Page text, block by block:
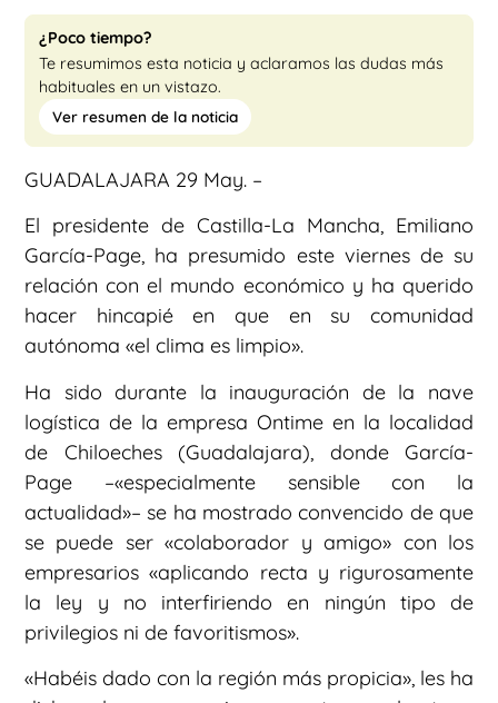
¿Poco tiempo?
Te resumimos esta noticia y aclaramos las dudas más
habituales en un vistazo.
Ver resumen de la noticia
GUADALAJARA 29 May. –
El presidente de Castilla-La Mancha, Emiliano
García-Page, ha presumido este viernes de su
relación con el mundo económico y ha querido
hacer hincapié en que en su comunidad
autónoma «el clima es limpio».
Ha sido durante la inauguración de la nave
logística de la empresa Ontime en la localidad
de Chiloeches (Guadalajara), donde García-
Page –«especialmente sensible con la
actualidad»– se ha mostrado convencido de que
se puede ser «colaborador y amigo» con los
empresarios «aplicando recta y rigurosamente
la ley y no interfiriendo en ningún tipo de
privilegios ni de favoritismos».
«Habéis dado con la región más propicia», les ha